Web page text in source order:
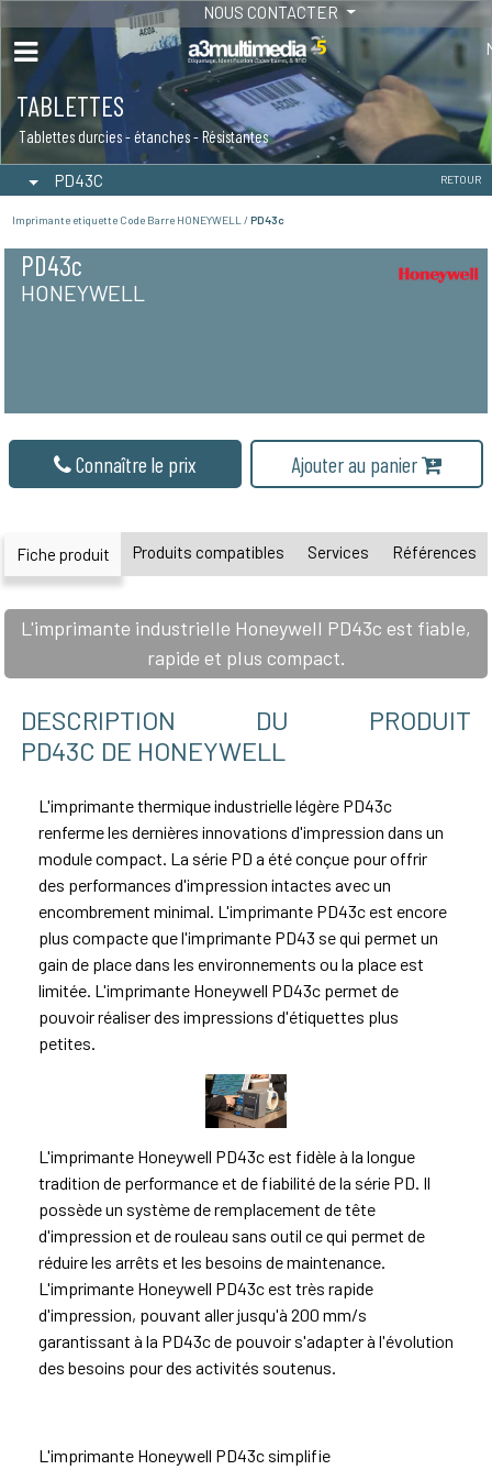
NOUS CONTACTER
TABLETTES
Tablettes durcies - étanches - Résistantes
PD43C RETOUR
Imprimante etiquette Code Barre HONEYWELL / PD43c
PD43c
HONEYWELL
Connaître le prix Ajouter au panier
Fiche produit Produits compatibles Services Références
L'imprimante industrielle Honeywell PD43c est fiable,
rapide et plus compact.
DESCRIPTION DU PRODUIT
PD43C DE HONEYWELL
L'imprimante thermique industrielle légère PD43c
renferme les dernières innovations d'impression dans un
module compact. La série PD a été conçue pour offrir
des performances d'impression intactes avec un
encombrement minimal. L'imprimante PD43c est encore
plus compacte que l'imprimante PD43 se qui permet un
gain de place dans les environnements ou la place est
limitée. L'imprimante Honeywell PD43c permet de
pouvoir réaliser des impressions d'étiquettes plus
petites.
L'imprimante Honeywell PD43c est fidèle à la longue
tradition de performance et de fiabilité de la série PD. Il
possède un système de remplacement de tête
d'impression et de rouleau sans outil ce qui permet de
réduire les arrêts et les besoins de maintenance.
L'imprimante Honeywell PD43c est très rapide
d'impression, pouvant aller jusqu'à 200 mm/s
garantissant à la PD43c de pouvoir s'adapter à l'évolution
des besoins pour des activités soutenus.
L'imprimante Honeywell PD43c simplifie